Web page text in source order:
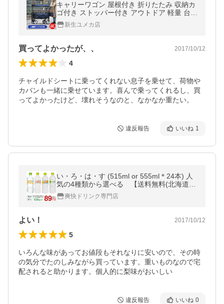
キャリーワゴン 屋根付き 折りたたみ 収納カ
ゴ付き ストッパー付き アウトドア 軽量 台車
キャンプ用品 買い物
新生ユメカ店
買ってよかったが、、 2017/10/12
4
チャイルドシートに乗ってくれない息子を乗せて、荷物や
カバンも一緒に乗せています。喜んで乗ってくれるし、買
ってよかったけど、壊れそうなのと、なかなか重たい。
違反報告 いいね 1
い・ろ・は・す (515ml or 555ml＊24本) 人
気の4種類から選べる 【送料無料(北海道、
沖縄を除く)】
爽快ドリンク専門店
よい！ 2017/10/12
5
いろんな味があってお値段もそれなりに安いので、その時
の気分でたのしみながら買っています。重いものなので宅
配されると助かります。個人的に梨味がおいしい
違反報告 いいね 0